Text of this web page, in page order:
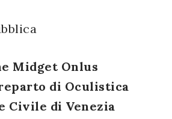
Midget Onlus
di Oculistica
Civile di Venezia